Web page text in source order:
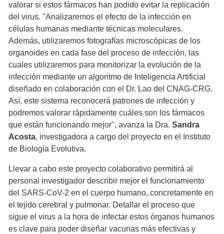
valorar si estos fármacos han podido evitar la replicación
del virus. "Analizaremos el efecto de la infección en
células humanas mediante técnicas moleculares.
Además, utilizaremos fotografías microscópicas de los
organoides en cada fase del proceso de infección, las
cuales utilizaremos para monitorizar la evolución de la
infección mediante un algoritmo de Inteligencia Artificial
diseñado en colaboración con el Dr. Lao del CNAG-CRG.
Así, este sistema reconocerá patrones de infección y
podremos valorar rápidamente cuáles son los fármacos
que están funcionando mejor", avanza la Dra. Sandra
Acosta, investigadora a cargo del proyecto en el Instituto
de Biología Evolutiva.
Llevar a cabo este proyecto colaborativo permitirá al
personal investigador describir mejor el funcionamiento
del SARS-CoV-2 en el cuerpo humano, concretamente en
el tejido cerebral y pulmonar. Detallar el proceso que
sigue el virus a la hora de infectar estos órganos humanos
es clave para poder diseñar vacunas más efectivas y